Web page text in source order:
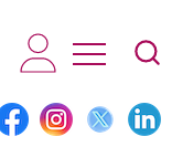
AESM...